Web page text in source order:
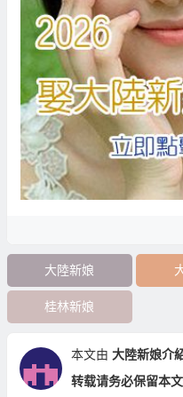
大陸新娘
桂林新娘
本文由 大陸新娘介
转载请务必保留本文